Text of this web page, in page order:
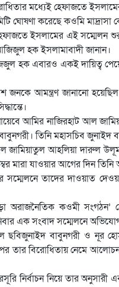
মধ্যেই হেফাজতে
করেছে কওমি মাদ্রাসা
হেফাজতে ইসলামের এই
হক ইসলামাবাদী জানান।
হক এবারও একই দায়িত্ব
জনকে আমন্ত্রণ জানানো
আমির নাজিরহাট আল
তিনি মহাসচিব জুনাইদ
জামিয়াতুল আহলিয়া দারুল
যাওয়ার আগের দিন তিনি
তাদের দাওয়াত
অরাজনৈতিক কওমী সংগঠন’
এক সংবাদ সম্মেলনে
বাবুনগরী ও নূর
তার বিরোধিতায় নেমে
নির্বাচন নিয়ে তার